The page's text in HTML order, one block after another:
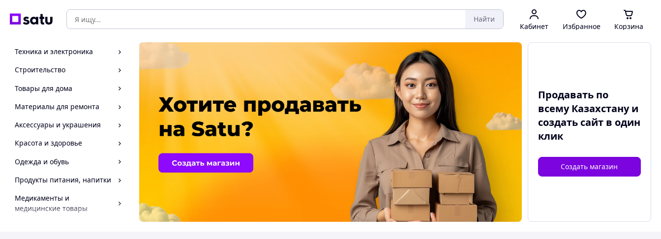
Найти
Кабинет Избранное Корзина
Техника и электроника
Строительство
Товары для дома
Материалы для ремонта
Аксессуары и украшения
Красота и здоровье
Одежда и обувь
Продукты питания, напитки
Медикаменты и
медицинские товары
Продавать по
всему Казахстану и
создать сайтв один
клик
Создать магазин